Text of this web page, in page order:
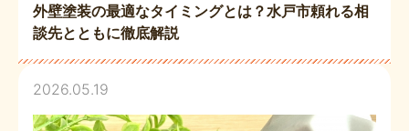
外壁塗装の最適なタイミングとは？水戸市頼れる相
談先とともに徹底解説
2026.05.19